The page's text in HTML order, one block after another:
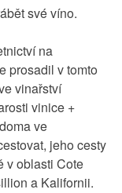
své víno.
na
prosadil v tomto
vinařství
vinice +
ve
jeho cesty
v oblasti Cote
a Kalifornii.